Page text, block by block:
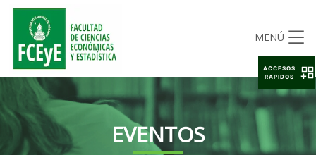
MENÚ
EVENTOS
ACCESOS
RAPIDOS